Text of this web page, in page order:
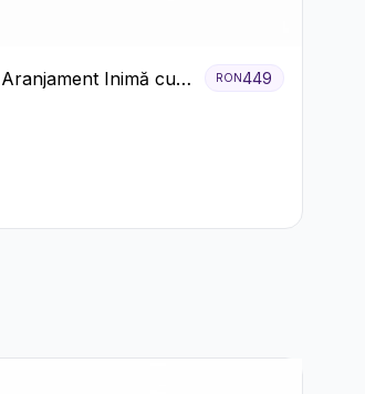
Aranjament Inimă cu
RON449